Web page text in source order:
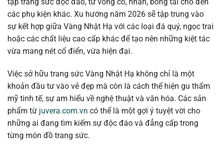
tập trang sức độc đáo, từ vòng cổ, nhẫn, bông tai cho đến
các phụ kiện khác. Xu hướng năm 2026 sẽ tập trung vào
sự kết hợp giữa Vàng Nhật Hạ với các loại đá quý, ngọc trai
hoặc các chất liệu cao cấp khác để tạo nên những kiệt tác
vừa mang nét cổ điển, vừa hiện đại.
Việc sở hữu trang sức Vàng Nhật Hạ không chỉ là một
khoản đầu tư vào vẻ đẹp mà còn là cách thể hiện gu thẩm
mỹ tinh tế, sự am hiểu về nghệ thuật và văn hóa. Các sản
phẩm từ juvera.com.vn có thể là một gợi ý tuyệt vời cho
những ai đang tìm kiếm sự độc đáo và đẳng cấp trong
từng món đồ trang sức.